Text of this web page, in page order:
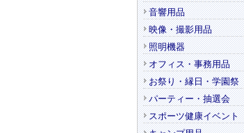
音響用品
映像・撮影用品
照明機器
オフィス・事務用品
お祭り・縁日・学園祭
パーティー・抽選会
スポーツ健康イベント